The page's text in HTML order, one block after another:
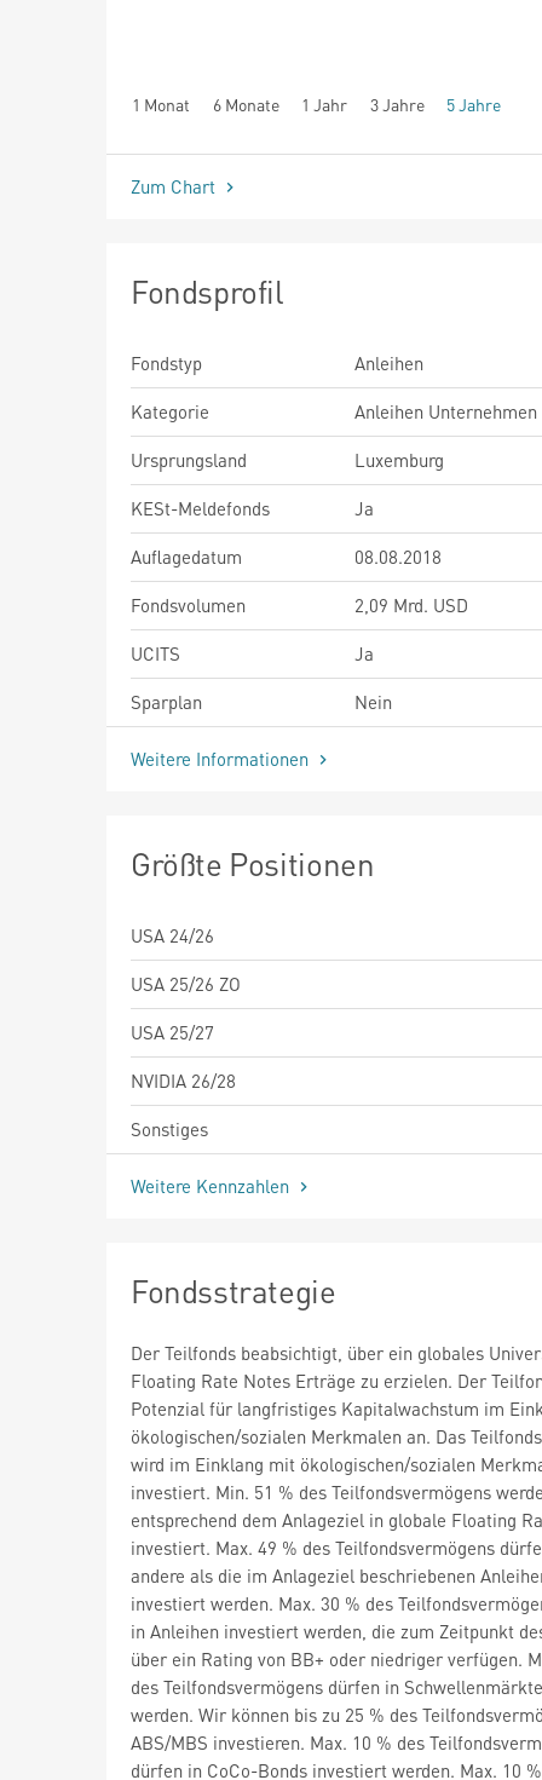
1 Monat 6 Monate 1 Jahr 3 Jahre 5 Jahre
seit Beginn
Zum Chart
Fondsprofil
Fondstyp
Anleihen
Kategorie
Anleihen Unternehmen
Ursprungsland
Luxemburg
KESt-Meldefonds
Ja
Auflagedatum
08.08.2018
Fondsvolumen
2,09 Mrd. USD
UCITS
Ja
Sparplan
Nein
Weitere Informationen
Größte Positionen
USA 24/26
USA 25/26 ZO
USA 25/27
NVIDIA 26/28
Sonstiges
Weitere Kennzahlen
Fondsstrategie
Der Teilfonds beabsichtigt, über ein globales
Floating Rate Notes Erträge zu erzielen. Der
Potenzial für langfristiges Kapitalwachstum im
ökologischen/sozialen Merkmalen an. Das
wird im Einklang mit ökologischen/sozialen
investiert. Min. 51 % des Teilfondsvermögens
entsprechend dem Anlageziel in globale Floating
investiert. Max. 49 % des Teilfondsvermögens
andere als die im Anlageziel beschriebenen
investiert werden. Max. 30 % des
in Anleihen investiert werden, die zum Zeitpunkt
über ein Rating von BB+ oder niedriger verfügen.
des Teilfondsvermögens dürfen in
werden. Wir können bis zu 25 % des
ABS/MBS investieren. Max. 10 % des
dürfen in CoCo-Bonds investiert werden. Max. 10